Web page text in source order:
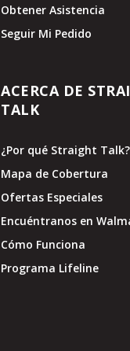
Obtener Asistencia
Seguir Mi Pedido
ACERCA DE
TALK
¿Por qué Straight Talk?
Mapa de Cobertura
Ofertas Especiales
Encuéntranos en
Cómo Funciona
Programa Lifeline